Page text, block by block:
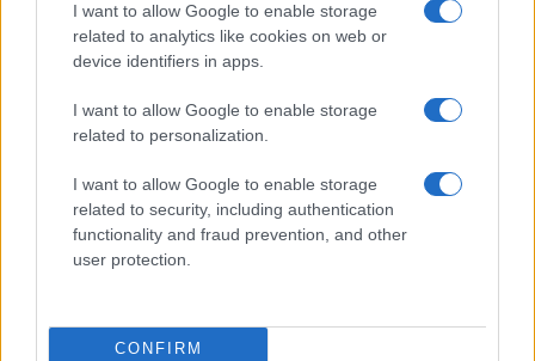
I want to allow Google to enable storage
related to analytics like cookies on web or
device identifiers in apps.
I want to allow Google to enable storage
related to personalization.
I want to allow Google to enable storage
related to security, including authentication
functionality and fraud prevention, and other
user protection.
CONFIRM
To Ιράν συζητά με το Ομάν για τα Στενά
του Ορμούζ αλλά παραμένει η απαίτηση
Αναπτυξιακός νόμος: €150 εκατ. για την